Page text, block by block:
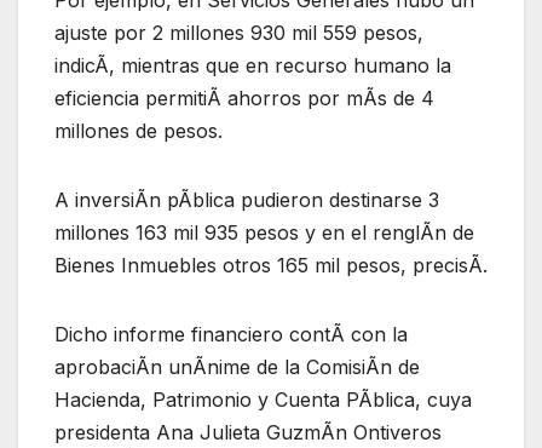
ajuste por 2 millones 930 mil 559 pesos,
indicÃ, mientras que en recurso humano la
eficiencia permitiÃ ahorros por mÃs de 4
millones de pesos.
A inversiÃn pÃblica pudieron destinarse 3
millones 163 mil 935 pesos y en el renglÃn de
Bienes Inmuebles otros 165 mil pesos, precisÃ.
Dicho informe financiero contÃ con la
aprobaciÃn unÃnime de la ComisiÃn de
Hacienda, Patrimonio y Cuenta PÃblica, cuya
presidenta Ana Julieta GuzmÃn Ontiveros